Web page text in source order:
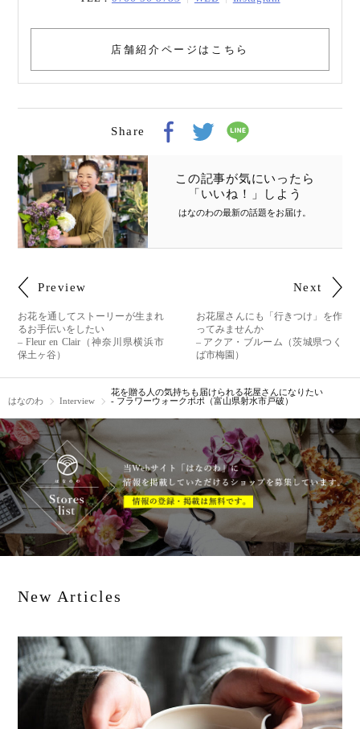
店舗紹介ページはこちら
Share
この記事が気にいったら
「いいね！」しよう
はなのわの最新の話題をお届け
Preview
お花を通してストーリーが生まれ
るお手伝いをしたい
– Fleur en Clair（神奈川県横浜市
保土ヶ谷）
Next
お花屋さんにも「行きつけ」を作
ってみませんか
– アクア・ブルーム（茨城県つく
ば市梅園）
はなのわ Interview
花を贈る人の気持ちも届けられる花屋さんになりたい
- フラワーウォークポポ（富山県射水市戸破）
New Articles